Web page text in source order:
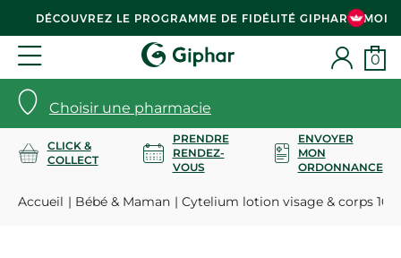
DÉCOUVREZ LE PROGRAMME DE FIDÉLITÉ GIPHAR & MOI
Choisir une pharmacie
0
CLICK &
COLLECT
PRENDRE
RENDEZ-
VOUS
ENVOYER
MON
ORDONNANCE
Accueil Bébé & Maman Cytelium lotion visage & corps